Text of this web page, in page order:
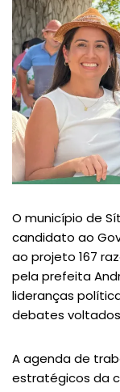
O município de
candidato ao
ao projeto 167
pela prefeita
lideranças
debates
A agenda de
estratégicos da